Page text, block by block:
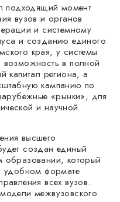
подходящий момент
вузов и органов
и системному
и созданию единого
края, у системы
возможность в полной
капитал региона, а
кампанию по
«рынки», для
и научной
высшего
создан единый
образовании, который
удобном формате
всех вузов.
межвузовского